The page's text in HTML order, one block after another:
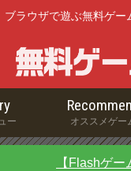
ブラウザで遊ぶ無料ゲ
ー オススメゲー
【Flashゲ